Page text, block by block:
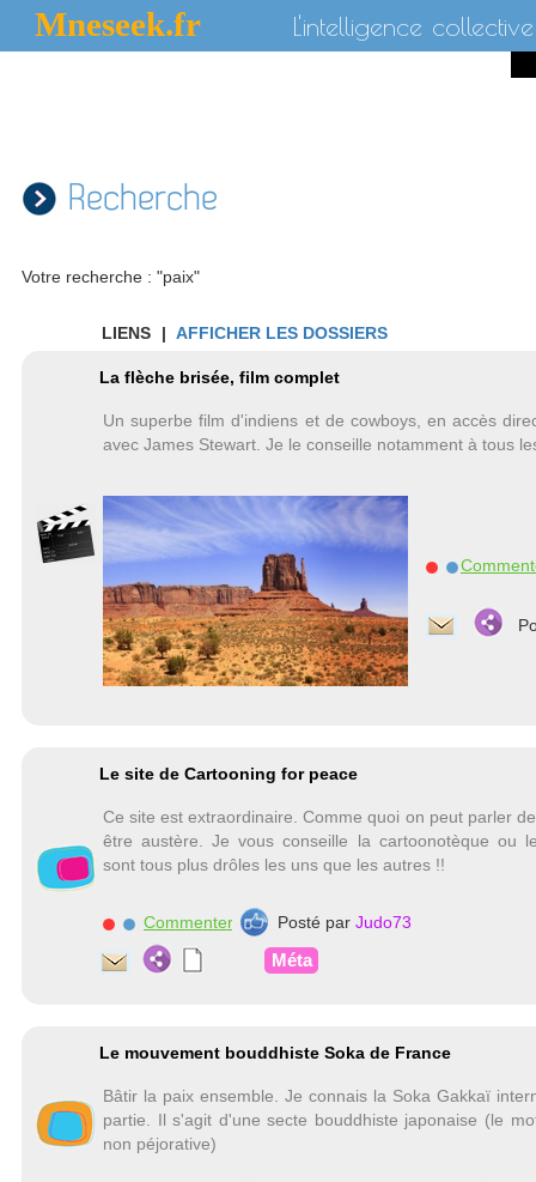
Mneseek.fr L'intelligence collective
Recherche
Votre recherche : "paix"
LIENS | AFFICHER LES DOSSIERS
La flèche brisée, film complet
Un superbe film d'indiens et de cowboys, en accès
avec James Stewart. Je le conseille notamment à tous
Le site de Cartooning for peace
Ce site est extraordinaire. Comme quoi on peut parler
être austère. Je vous conseille la cartoonotèque ou
sont tous plus drôles les uns que les autres !!
Commenter Posté par Judo73
Méta
Le mouvement bouddhiste Soka de France
Bâtir la paix ensemble. Je connais la Soka Gakkaï
partie. Il s'agit d'une secte bouddhiste japonaise (le
non péjorative)